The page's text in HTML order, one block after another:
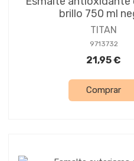
brillo 750 ml
TITAN
9713732
21,95 €
Comprar